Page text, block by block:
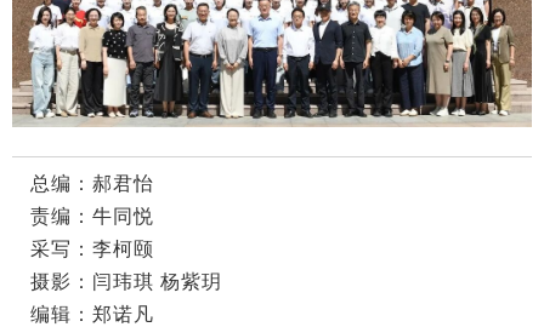
总编：郝君怡
责编：牛同悦
采写：李柯颐
摄影：闫玮琪 杨紫玥
编辑：郑诺凡